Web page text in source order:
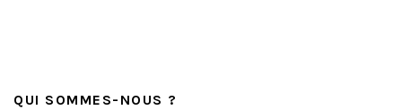
QUI SOMMES-NOUS ?